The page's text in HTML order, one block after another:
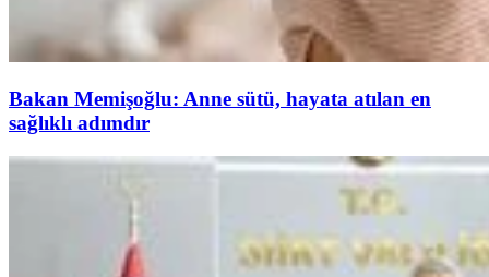
Bakan Memişoğlu: Anne sütü, hayata atılan en
sağlıklı adımdır